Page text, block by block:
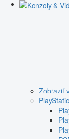
Zobraziť